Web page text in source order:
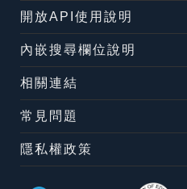
開放API使用說明
內嵌搜尋欄位說明
相關連結
常見問題
隱私權政策